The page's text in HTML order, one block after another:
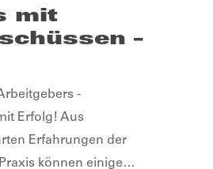
mit
–
-
Erfolg! Aus
Erfahrungen der
können einige…